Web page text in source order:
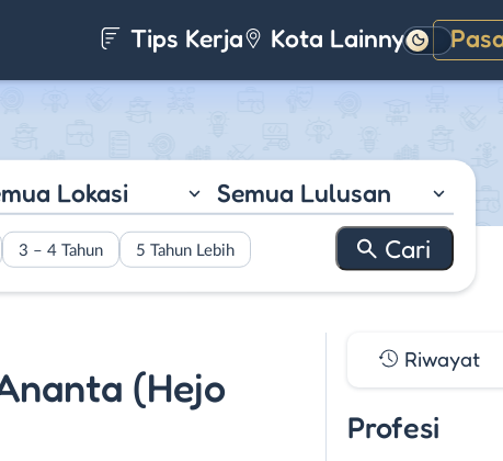
Tips Kerja Kota LainnyaGelap
Lokasi Semua Lulusan
3 – 4 Tahun 5 Tahun Lebih
(Hejo
Riwayat
Profesi